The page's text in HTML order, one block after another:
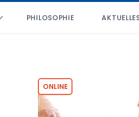
PHILOSOPHIE
ONLINE